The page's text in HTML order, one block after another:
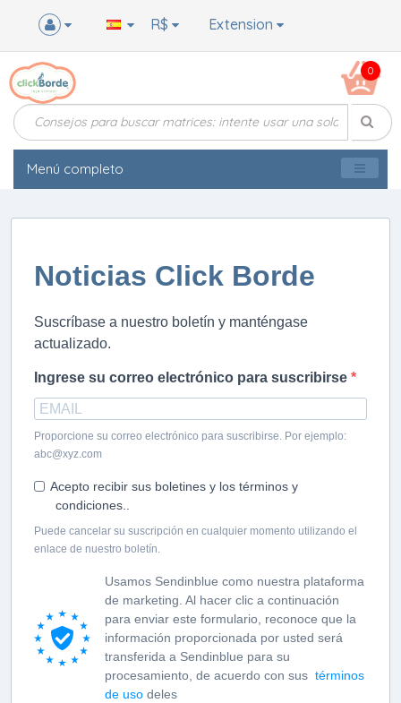
Extension
R$
0
Menú completo
Noticias Click Borde
Suscríbase a nuestro boletín y manténgase
actualizado.
Ingrese su correo electrónico para suscribirse
Proporcione su correo electrónico para suscribirse. Por ejemplo:
abc@xyz.com
Acepto recibir sus boletines y los términos y
condiciones..
Puede cancelar su suscripción en cualquier momento utilizando el
enlace de nuestro boletín.
Usamos Sendinblue como nuestra plataforma
de marketing. Al hacer clic a continuación
para enviar este formulario, reconoce que la
información proporcionada por usted será
transferida a Sendinblue para su
procesamiento, de acuerdo con sus términos
de uso deles